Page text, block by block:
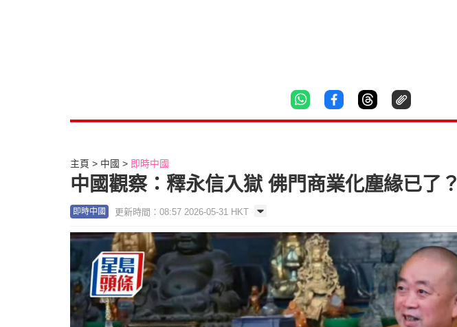
主頁 中國 即時中國
中國觀察：釋永信入獄 佛門商業化塵緣已了？
即時中國 更新時間：08:57 2026-05-31 HKT